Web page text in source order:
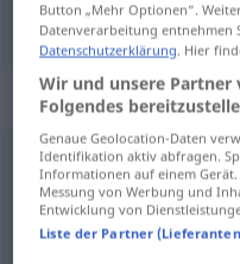
uhøflig unhöflich
Synonyme
ungesittet,unmanierlich,
ungebührlich,
unbotmäßig (geh.)
Button „Mehr Optionen“.
Datenverarbeitung entnehmen
Datenschutzerklärung. Hier
Wir und unsere Partner
Folgendes
Genaue Geolocation-Daten
Identifikation aktiv abfragen.
Informationen auf einem
Messung von Werbung und
Entwicklung von
Liste der Partner